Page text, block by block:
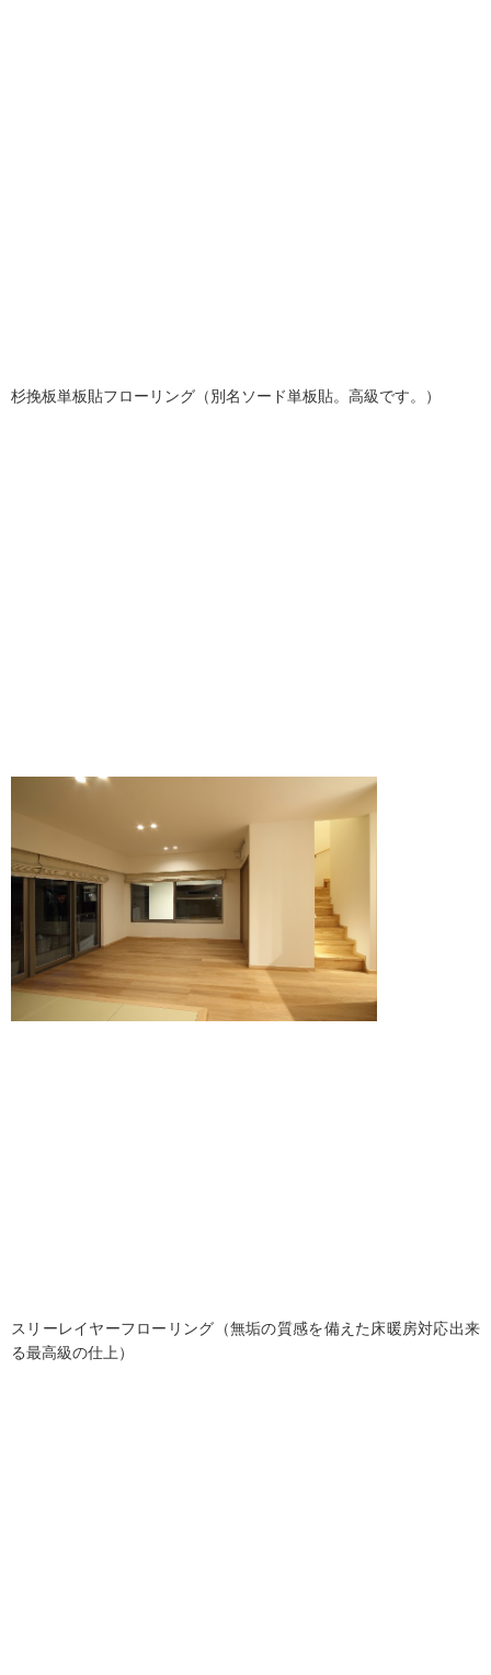
杉挽板単板貼フローリング（別名ソード単板貼。高級です。）
スリーレイヤーフローリング（無垢の質感を備えた床暖房対応出来
る最高級の仕上）